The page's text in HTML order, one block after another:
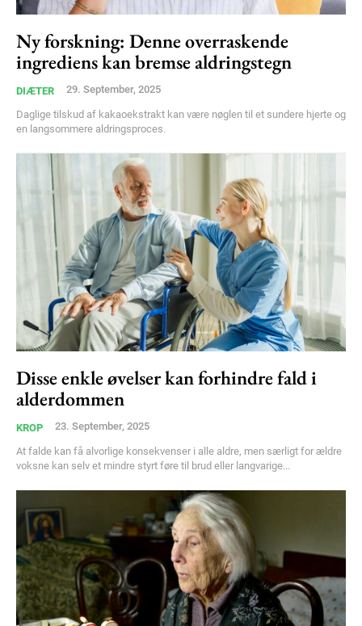
Free limited access
Gratis / forever
Etiam est nibh, lobortis sit
Praesent euismod ac
Ut mollis pellentesque tortor
Nullam eu erat condimentum
Donec quis est ac felis
Orci varius natoque dolor
Member full access
100DKK / year
Etiam est nibh, lobortis sit
Praesent euismod ac
Ut mollis pellentesque tortor
Nullam eu erat condimentum
Donec quis est ac felis
Ny forskning: Denne overraskende
ingrediens kan bremse aldringstegn
DIÆTER 29. September, 2025
Daglige tilskud af kakaoekstrakt kan være nøglen til et sundere hjerte og
en langsommere aldringsproces.
Disse enkle øvelser kan forhindre fald i
alderdommen
KROP 23. September, 2025
At falde kan få alvorlige konsekvenser i alle aldre, men særligt for ældre
voksne kan selv et mindre styrt føre til brud eller langvarige...